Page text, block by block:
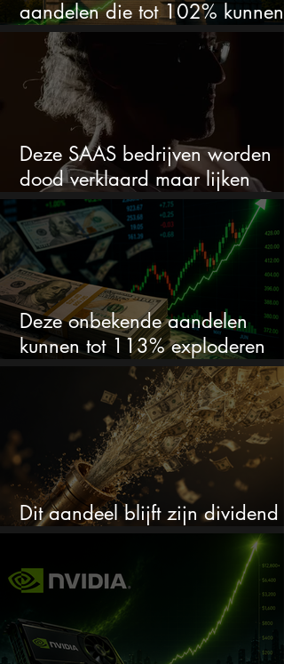
aandelen die tot 102% kunnen
stijgen
Deze SAAS bedrijven worden
dood verklaard maar lijken
springlevend
Deze onbekende aandelen
kunnen tot 113% exploderen
(één springt eruit)
Dit aandeel blijft zijn dividend
verhogen, wat er ook gebeurt